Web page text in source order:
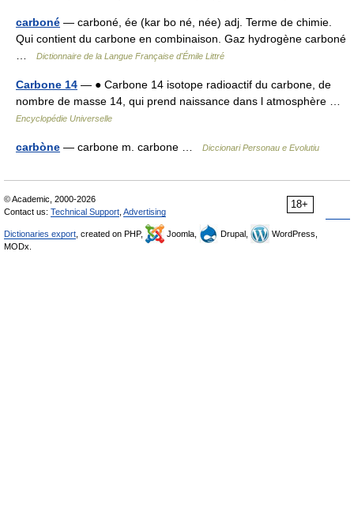
carboné — carboné, ée (kar bo né, née) adj. Terme de chimie.
Qui contient du carbone en combinaison. Gaz hydrogène carboné
Dictionnaire de la Langue Française d'Émile Littré
Carbone 14 — ● Carbone 14 isotope radioactif du carbone, de
nombre de masse 14, qui prend naissance dans l atmosphère …
Encyclopédie Universelle
carbòne — carbone m. carbone … Diccionari Personau e Evolutiu
18+
© Academic, 2000-2026
Contact us: Technical Support Advertising
Dictionaries export , created on PHP, Joomla, Drupal,
WordPress,
MODx.